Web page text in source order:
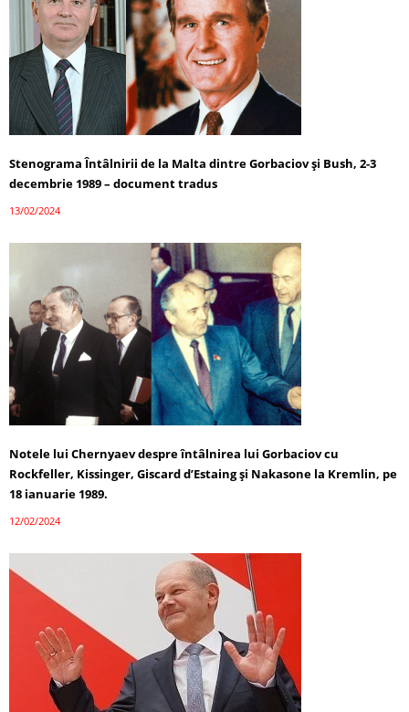
Stenograma Întâlnirii de la Malta dintre Gorbaciov și Bush, 2-3
decembrie 1989 – document tradus
13/02/2024
Notele lui Chernyaev despre întâlnirea lui Gorbaciov cu
Rockfeller, Kissinger, Giscard d’Estaing și Nakasone la Kremlin, pe
18 ianuarie 1989.
12/02/2024